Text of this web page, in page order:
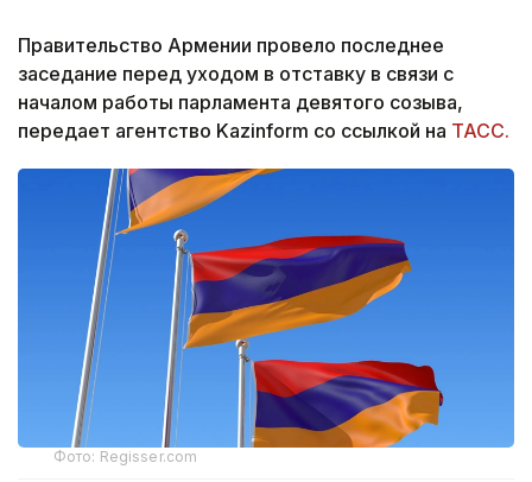
Правительство Армении провело последнее
заседание перед уходом в отставку в связи с
началом работы парламента девятого созыва,
передает агентство Kazinform со ссылкой на ТАСС.
Фото: Regisser.com